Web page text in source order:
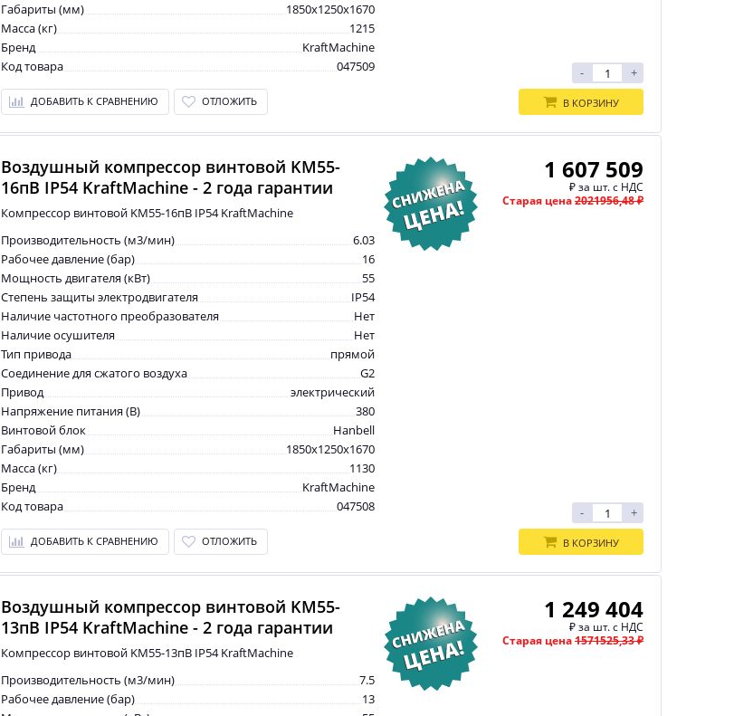
Габариты (мм)
1850x1250x1670
Масса (кг)
1215
Бренд
KraftMachine
Код товара
047509
ДОБАВИТЬ К СРАВНЕНИЮ ОТЛОЖИТЬ
+
-
В КОРЗИНУ
Воздушный компрессор винтовой KM55-
16пВ IP54 KraftMachine - 2 года гарантии
Компрессор винтовой KM55-16пВ IP54 KraftMachine
Производительность (м3/мин)
6.03
Рабочее давление (бар)
16
Мощность двигателя (кВт)
55
Степень защиты электродвигателя
IP54
Наличие частотного преобразователя
Нет
Наличие осушителя
Нет
Тип привода
прямой
Соединение для сжатого воздуха
G2
Привод
электрический
Напряжение питания (В)
380
Винтовой блок
Hanbell
Габариты (мм)
1850x1250x1670
Масса (кг)
1130
Бренд
KraftMachine
Код товара
047508
ДОБАВИТЬ К СРАВНЕНИЮ ОТЛОЖИТЬ
1 607 509
₽за шт. с НДС
Старая цена2021956,48 ₽
+
-
В КОРЗИНУ
Воздушный компрессор винтовой KM55-
13пВ IP54 KraftMachine - 2 года гарантии
Компрессор винтовой KM55-13пВ IP54 KraftMachine
Производительность (м3/мин)
7.5
Рабочее давление (бар)
13
1 249 404
₽за шт. с НДС
Старая цена1571525,33 ₽